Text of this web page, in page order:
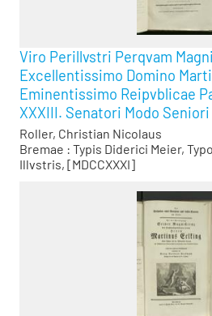
Viro Perillvstri Perqvam
Excellentissimo Domino
Eminentissimo Reipvblicae
XXXIII. Senatori Modo
Militaris Cvratori
Consvltatvm Cvnctis Patrvm
Svffragiis Evecto Svpremvm
Fastigivm D. XVII. Octobr.
Occvpatvm Qvo Par est
Roller, Christian Nicolaus
Bremae : Typis Diderici Meier,
Illvstris, [MDCCXXXI]